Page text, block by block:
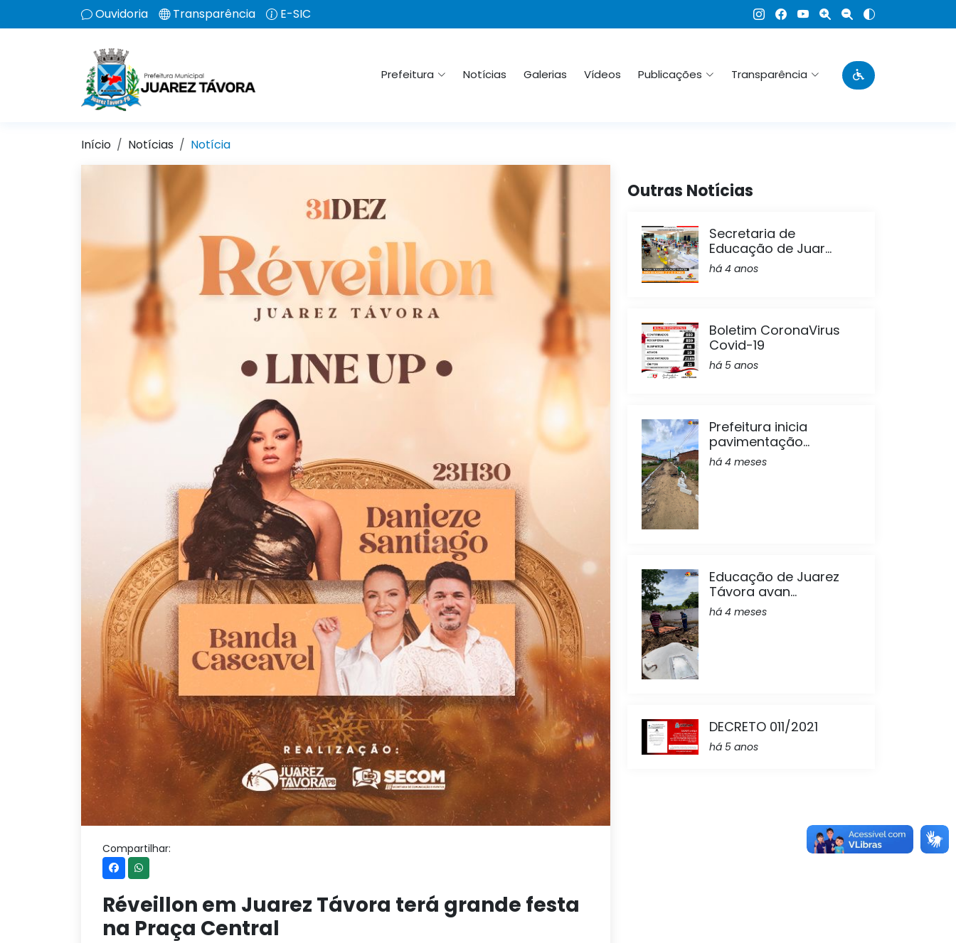
Ouvidoria Transparência E-SIC
Prefeitura Notícias Galerias Vídeos Publicações Transparência
Início Notícias Notícia
Compartilhar:
Réveillon em Juarez Távora terá grande festa
na Praça Central
Outras Notícias
Secretaria de
Educação de Juar...
há 4 anos
Boletim CoronaVirus
Covid-19
há 5 anos
Prefeitura inicia
pavimentação...
há 4 meses
Educação de Juarez
Távora avan...
há 4 meses
DECRETO 011/2021
há 5 anos